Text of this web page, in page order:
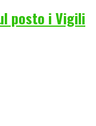
posto i Vigili